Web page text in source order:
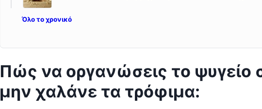
Όλο το χρονικό
Πώς να οργανώσεις το ψυγείο
μην χαλάνε τα τρόφιμα: